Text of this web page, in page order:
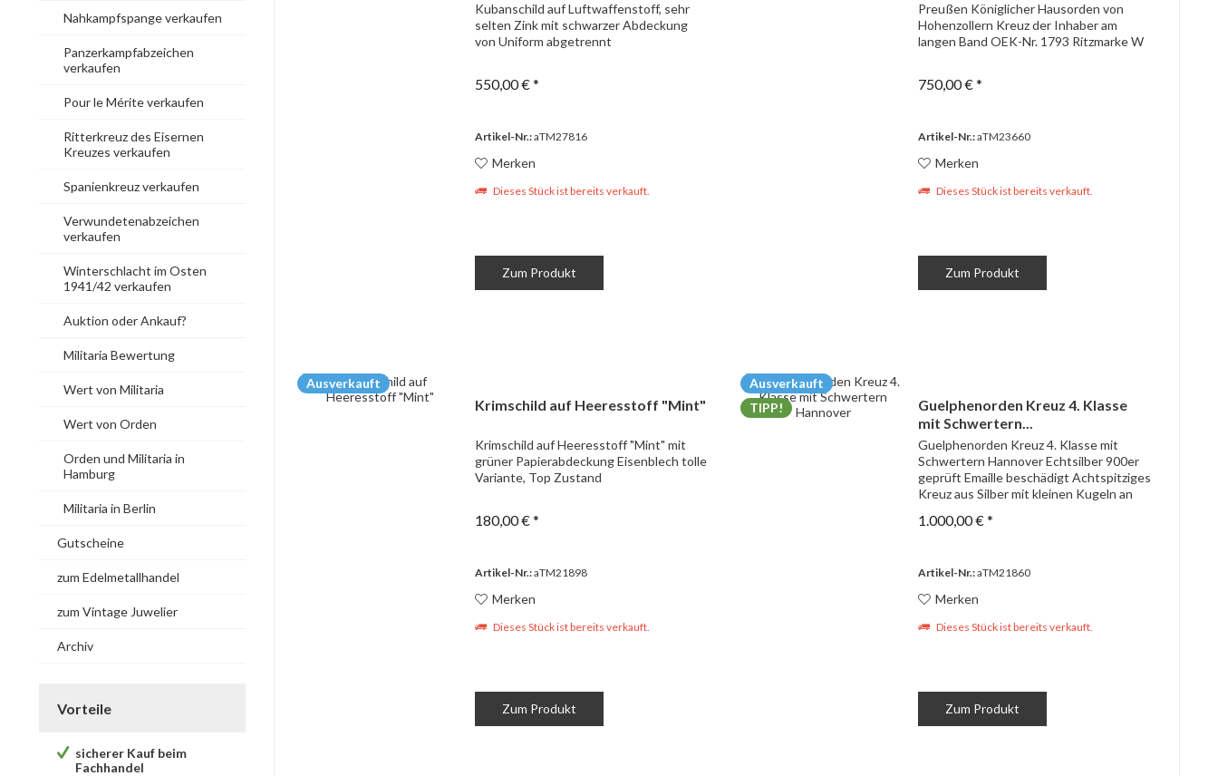
Nahkampfspange verkaufen
Panzerkampfabzeichen
verkaufen
Pour le Mérite verkaufen
Ritterkreuz des Eisernen
Kreuzes verkaufen
Spanienkreuz verkaufen
Verwundetenabzeichen
verkaufen
Winterschlacht im Osten
1941/42 verkaufen
Auktion oder Ankauf?
Militaria Bewertung
Wert von Militaria
Wert von Orden
Orden und Militaria in
Hamburg
Militaria in Berlin
Gutscheine
zum Edelmetallhandel
zum Vintage Juwelier
Archiv
Vorteile
sicherer Kauf beim
Fachhandel
Kubanschild auf Luftwaffenstoff, sehr
selten Zink mit schwarzer Abdeckung
von Uniform abgetrennt
550,00 € *
Artikel-Nr.:aTM27816
Merken
Dieses Stück ist bereits verkauft.
Zum Produkt
Preußen Königlicher Hausorden von
Hohenzollern Kreuz der Inhaber am
langen Band OEK-Nr. 1793 Ritzmarke W
750,00 € *
Artikel-Nr.:aTM23660
Merken
Dieses Stück ist bereits verkauft.
Zum Produkt
Ausverkauft
Krimschild auf Heeresstoff "Mint"
Krimschild auf Heeresstoff "Mint" mit
grüner Papierabdeckung Eisenblech tolle
Variante, Top Zustand
180,00 € *
Artikel-Nr.:aTM21898
Merken
Dieses Stück ist bereits verkauft.
Zum Produkt
Ausverkauft
TIPP!
Guelphenorden Kreuz 4. Klasse
mit Schwertern...
Guelphenorden Kreuz 4. Klasse mit
Schwertern Hannover Echtsilber 900er
geprüft Emaille beschädigt Achtspitziges
Kreuz aus Silber mit kleinen Kugeln an
Rändern. Die Innenseiten schraffiert.
1.000,00 € *
Artikel-Nr.:aTM21860
Merken
Dieses Stück ist bereits verkauft.
Zum Produkt